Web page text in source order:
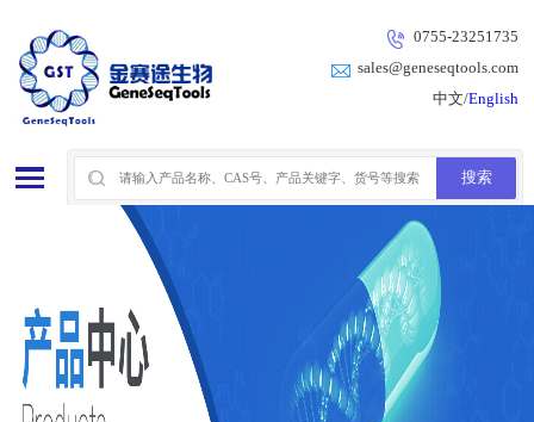
0755-23251735
sales@geneseqtools.com
中文/English